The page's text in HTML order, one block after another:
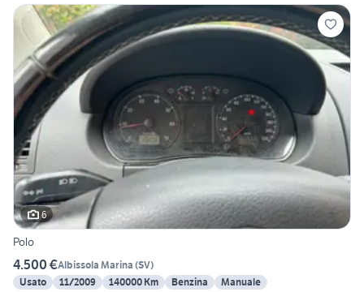
6
Polo
4.500 €Albissola Marina (SV)
Usato
11/2009 140000 Km Benzina Manuale